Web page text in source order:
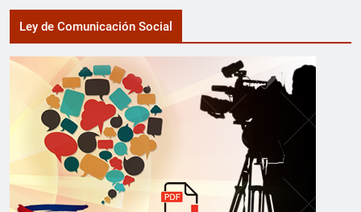
Ley de Comunicación Social